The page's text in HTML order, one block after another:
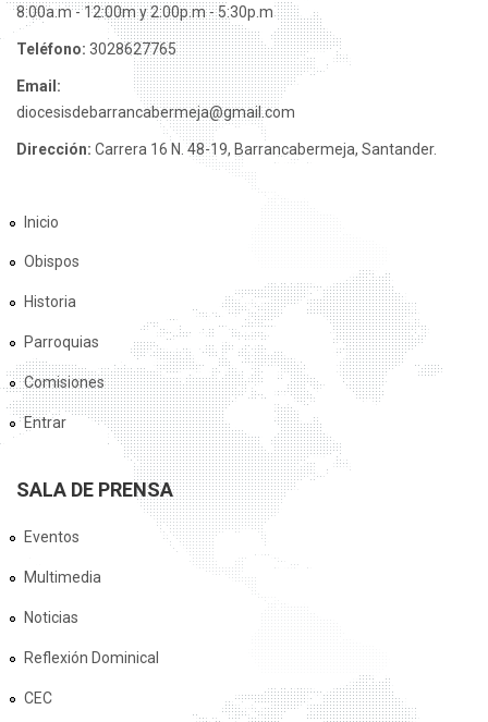
8:00a.m - 12:00m y 2:00p.m - 5:30p.m
Teléfono: 3028627765
Email:
diocesisdebarrancabermeja@gmail.com
Dirección: Carrera 16 N. 48-19, Barrancabermeja, Santander.
Inicio
Obispos
Historia
Parroquias
Comisiones
Entrar
SALA DE PRENSA
Eventos
Multimedia
Noticias
Reflexión Dominical
CEC